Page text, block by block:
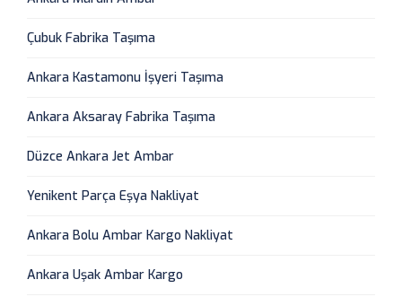
Çubuk Fabrika Taşıma
Ankara Kastamonu İşyeri Taşıma
Ankara Aksaray Fabrika Taşıma
Düzce Ankara Jet Ambar
Yenikent Parça Eşya Nakliyat
Ankara Bolu Ambar Kargo Nakliyat
Ankara Uşak Ambar Kargo